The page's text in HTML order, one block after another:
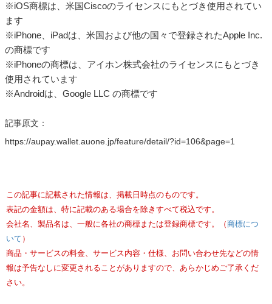
※iOS商標は、米国Ciscoのライセンスにもとづき使用されてい
ます
※iPhone、iPadは、米国および他の国々で登録されたApple Inc.
の商標です
※iPhoneの商標は、アイホン株式会社のライセンスにもとづき
使用されています
※Androidは、Google LLC の商標です
記事原文：
https://aupay.wallet.auone.jp/feature/detail/?id=106&page=1
この記事に記載された情報は、掲載日時点のものです。
表記の金額は、特に記載のある場合を除きすべて税込です。
会社名、製品名は、一般に各社の商標または登録商標です。（ 商標につ
いて ）
商品・サービスの料金、サービス内容・仕様、お問い合わせ先などの情
報は予告なしに変更されることがありますので、あらかじめご了承くだ
さい。